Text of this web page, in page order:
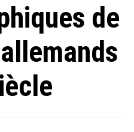
de